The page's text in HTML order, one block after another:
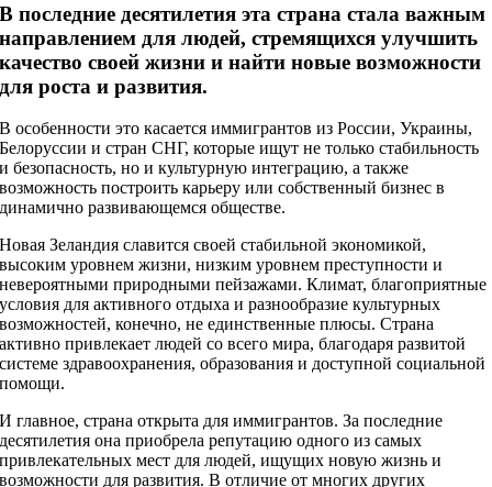
В последние десятилетия эта страна стала важным
направлением для людей, стремящихся улучшить
качество своей жизни и найти новые возможности
для роста и развития.
В особенности это касается иммигрантов из России, Украины,
Белоруссии и стран СНГ, которые ищут не только стабильность
и безопасность, но и культурную интеграцию, а также
возможность построить карьеру или собственный бизнес в
динамично развивающемся обществе.
Новая Зеландия славится своей стабильной экономикой,
высоким уровнем жизни, низким уровнем преступности и
невероятными природными пейзажами. Климат, благоприятные
условия для активного отдыха и разнообразие культурных
возможностей, конечно, не единственные плюсы. Страна
активно привлекает людей со всего мира, благодаря развитой
системе здравоохранения, образования и доступной социальной
помощи.
И главное, страна открыта для иммигрантов. За последние
десятилетия она приобрела репутацию одного из самых
привлекательных мест для людей, ищущих новую жизнь и
возможности для развития. В отличие от многих других